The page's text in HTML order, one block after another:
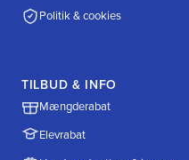
Politik & cookies
TILBUD & INFO
Mængderabat
Elevrabat